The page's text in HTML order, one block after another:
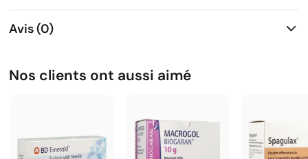
Avis (0)
Nos clients ont aussi aimé